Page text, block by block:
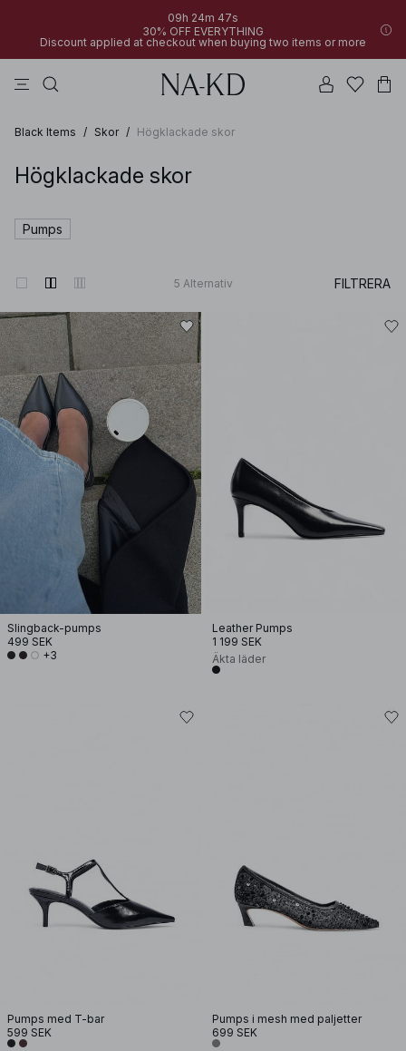
09h 24m 47s
30% OFF EVERYTHING
Discount applied at checkout when buying two items or more
Black Items / Skor / Högklackade skor
Högklackade skor
Pumps
5 Alternativ FILTRERA
Slingback-pumps
499 SEK
+3
Leather Pumps
1 199 SEK
Äkta läder
Pumps med T-bar
599 SEK
Pumps i mesh med paljetter
699 SEK